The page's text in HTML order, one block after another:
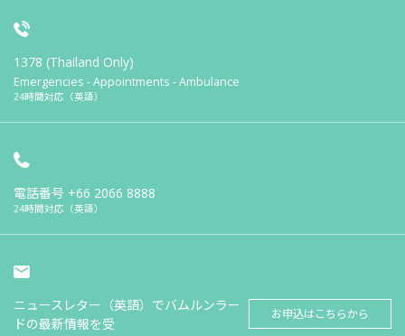
1378 (Thailand Only)
Emergencies - Appointments - Ambulance
24時間対応（英語）
電話番号 +66 2066 8888
24時間対応（英語）
ニュースレター（英語）でバムルンラー
ドの最新情報を受
お申込はこちらから